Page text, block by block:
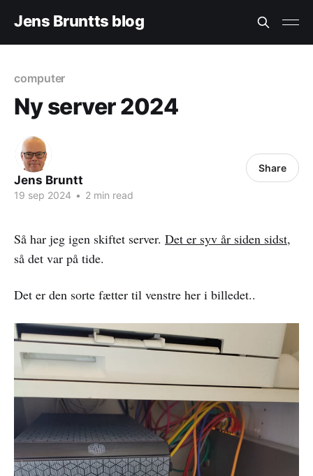
Jens Bruntts blog
computer
Ny server 2024
Jens Bruntt
19 sep 2024 • 2 min read
Share
Så har jeg igen skiftet server. Det er syv år siden sidst,
så det var på tide.
Det er den sorte fætter til venstre her i billedet..